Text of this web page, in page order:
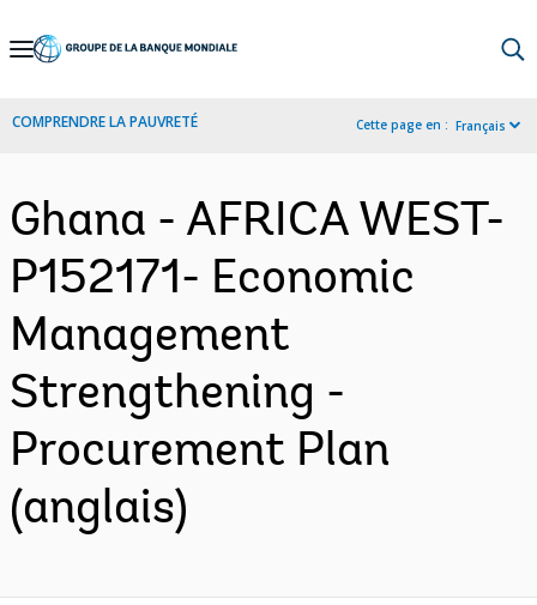
Skip
Navigation
COMPRENDRE LA PAUVRETÉ Cette page en : Français
Ghana - AFRICA WEST-
P152171- Economic
Management
Strengthening -
Procurement Plan
(anglais)